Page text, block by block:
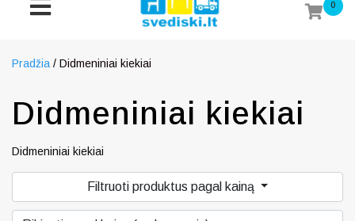
0
Pradžia / Didmeniniai kiekiai
Didmeniniai kiekiai
Didmeniniai kiekiai
Filtruoti produktus pagal kainą